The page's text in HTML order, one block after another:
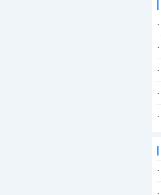
·
·
·
·
·
·
·